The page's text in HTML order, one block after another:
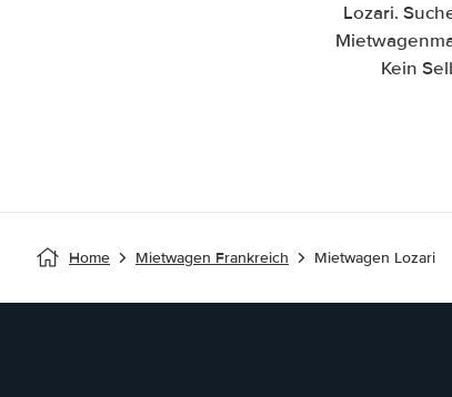
Lozari.
Kein
Home Mietwagen Frankreich Mietwagen Lozari